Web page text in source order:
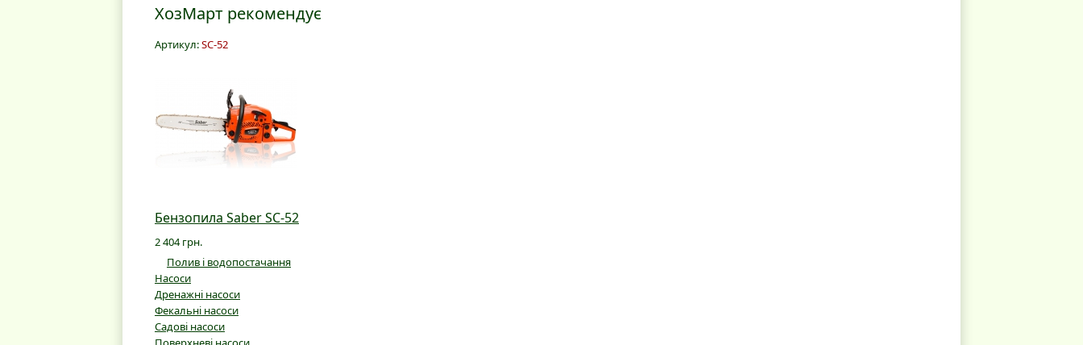
ХозМарт рекомендує
Артикул:SC-52
Бензопила Saber SC-52
2 404 грн.
Полив і водопостачання
Насоси
Дренажні насоси
Фекальні насоси
Садові насоси